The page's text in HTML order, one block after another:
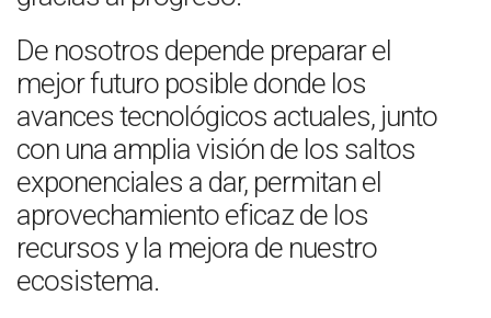
De nosotros depende preparar el
mejor futuro posible donde los
avances tecnológicos actuales, junto
con una amplia visión de los saltos
exponenciales a dar, permitan el
aprovechamiento eficaz de los
recursos y la mejora de nuestro
ecosistema.